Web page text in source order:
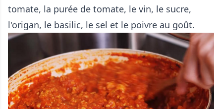
tomate, la purée de tomate, le vin, le sucre,
l'origan, le basilic, le sel et le poivre au goût.